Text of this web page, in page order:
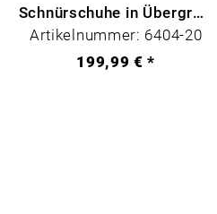
Schnürschuhe in Übergrößen
Artikelnummer: 6404-20
199,99 € *